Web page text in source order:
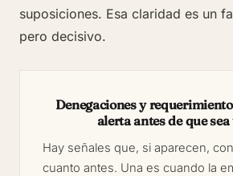
suposiciones. Esa claridad es un
pero decisivo.
Denegaciones y
alerta antes de que
Hay señales que, si aparecen,
cuanto antes. Una es cuando la